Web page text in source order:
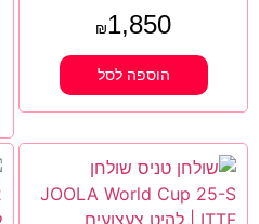
₪1,850
הוספה לסל